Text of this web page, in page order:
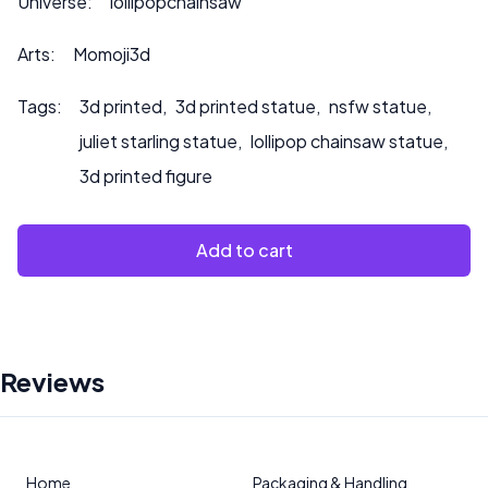
per richieste di personalizzazione o se desiderate che
dipingiamo il prodotto.
Arts: Momoji3d
Tags: 3d printed, 3d printed statue, nsfw statue,
juliet starling statue, lollipop chainsaw statue,
3d printed figure
Add to cart
Reviews
Home Packaging & Handling